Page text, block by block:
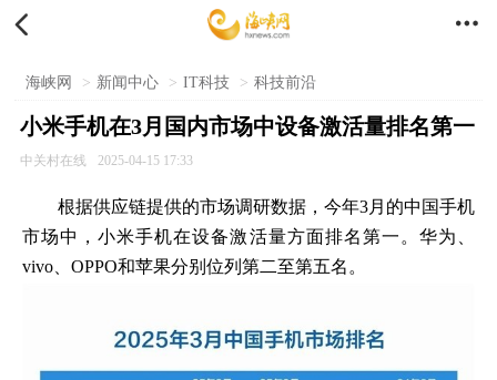
 
海峡网 > 新闻中心 > IT科技 > 科技前沿
小米手机在3月国内市场中设备激活量排名第一
中关村在线 2025-04-15 17:33
根据供应链提供的市场调研数据，今年3月的中国手机
市场中，小米手机在设备激活量方面排名第一。华为、
vivo、OPPO和苹果分别位列第二至第五名。